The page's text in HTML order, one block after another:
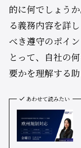
的に何でしょう
る義務内容を詳
べき遵守のポイ
とって、自社の
要かを理解する
あわせて読みたい